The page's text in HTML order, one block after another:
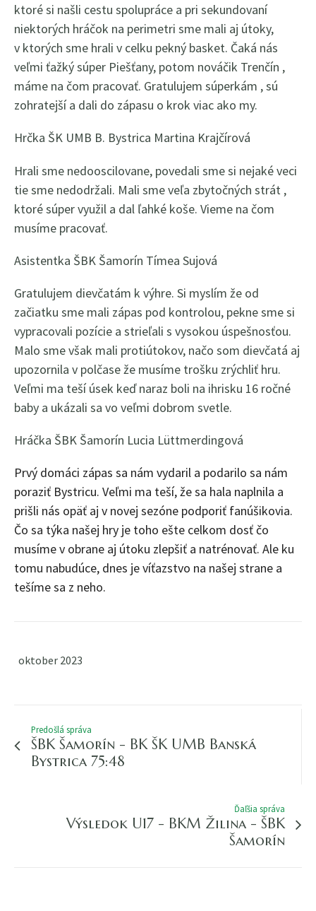
ktoré si našli cestu spolupráce a pri sekundovaní
niektorých hráčok na perimetri sme mali aj útoky,
v ktorých sme hrali v celku pekný basket. Čaká nás
veľmi ťažký súper Piešťany, potom nováčik Trenčín ,
máme na čom pracovať. Gratulujem súperkám , sú
zohratejší a dali do zápasu o krok viac ako my.
Hrčka ŠK UMB B. Bystrica Martina Krajčírová
Hrali sme nedooscilovane, povedali sme si nejaké veci
tie sme nedodržali. Mali sme veľa zbytočných strát ,
ktoré súper využil a dal ľahké koše. Vieme na čom
musíme pracovať.
Asistentka ŠBK Šamorín Tímea Sujová
Gratulujem dievčatám k výhre. Si myslím že od
začiatku sme mali zápas pod kontrolou, pekne sme si
vypracovali pozície a strieľali s vysokou úspešnosťou.
Malo sme však mali protiútokov, načo som dievčatá aj
upozornila v polčase že musíme trošku zrýchliť hru.
Veľmi ma teší úsek keď naraz boli na ihrisku 16 ročné
baby a ukázali sa vo veľmi dobrom svetle.
Hráčka ŠBK Šamorín Lucia Lüttmerdingová
Prvý domáci zápas sa nám vydaril a podarilo sa nám
poraziť Bystricu. Veľmi ma teší, že sa hala naplnila a
prišli nás opäť aj v novej sezóne podporiť fanúšikovia.
Čo sa týka našej hry je toho ešte celkom dosť čo
musíme v obrane aj útoku zlepšiť a natrénovať. Ale ku
tomu nabudúce, dnes je víťazstvo na našej strane a
tešíme sa z neho.
oktober 2023
Predošlá správa
ŠBK Šamorín - BK ŠK UMB Banská
Bystrica 75:48
Ďaľšia správa
Výsledok U17 - BKM Žilina - ŠBK
Šamorín